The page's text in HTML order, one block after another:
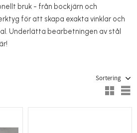
bruk - från bockjärn och
för att skapa exakta vinklar och
Underlätta bearbetningen av stål